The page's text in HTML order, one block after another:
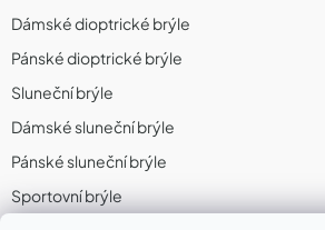
Dámské dioptrické brýle
Pánské dioptrické brýle
Sluneční brýle
Dámské sluneční brýle
Pánské sluneční brýle
Sportovní brýle